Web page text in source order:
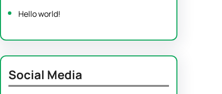
Hello world!
Social Media